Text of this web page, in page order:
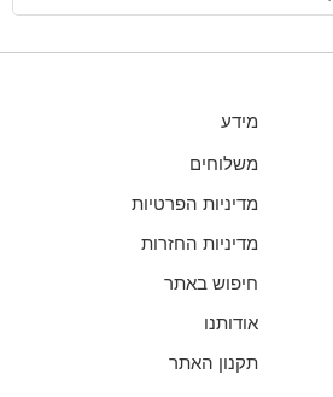
מידע
משלוחים
מדיניות הפרטיות
מדיניות החזרות
חיפוש באתר
אודותנו
תקנון האתר